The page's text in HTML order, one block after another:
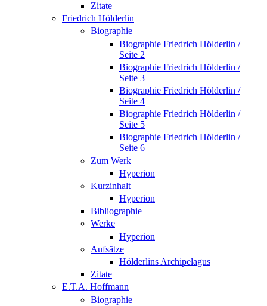
Zitate
Friedrich Hölderlin
Biographie
Biographie Friedrich Hölderlin /
Seite 2
Biographie Friedrich Hölderlin /
Seite 3
Biographie Friedrich Hölderlin /
Seite 4
Biographie Friedrich Hölderlin /
Seite 5
Biographie Friedrich Hölderlin /
Seite 6
Zum Werk
Hyperion
Kurzinhalt
Hyperion
Bibliographie
Werke
Hyperion
Aufsätze
Hölderlins Archipelagus
Zitate
E.T.A. Hoffmann
Biographie